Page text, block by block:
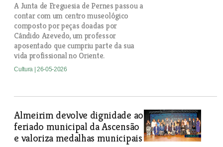
A Junta de Freguesia de Pernes passou a
contar com um centro museológico
composto por peças doadas por
Cândido Azevedo, um professor
aposentado que cumpriu parte da sua
vida profissional no Oriente.
Cultura | 26-05-2026
Almeirim devolve dignidade ao
feriado municipal da Ascensão
e valoriza medalhas municipais